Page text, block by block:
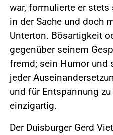
war, formulierte er stets
in der Sache und doch
Unterton. Bösartigkeit
gegenüber seinem
fremd; sein Humor und
jeder
und für Entspannung
einzigartig.
Der Duisburger Gerd